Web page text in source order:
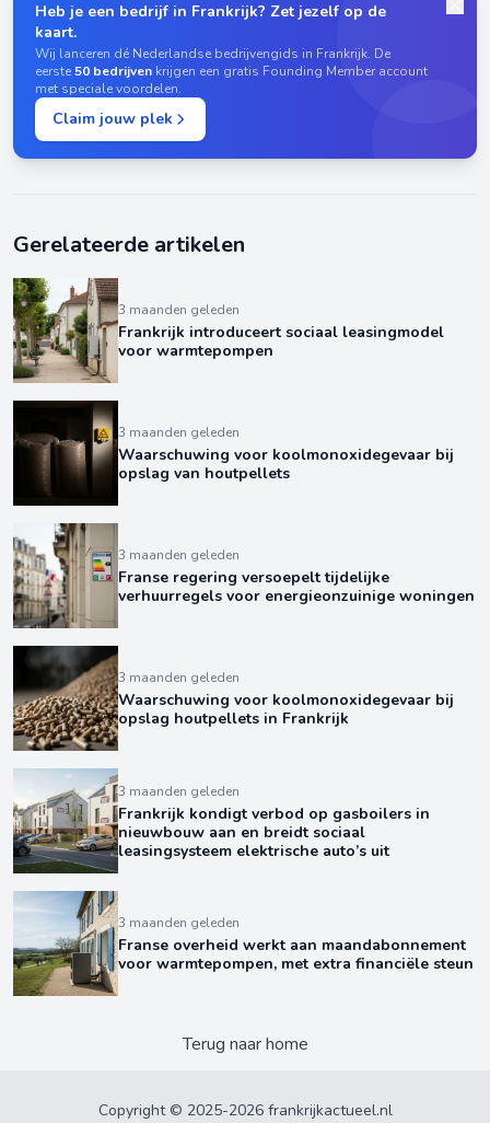
Heb je een bedrijf in Frankrijk? Zet jezelf op de
kaart.
Wij lanceren dé Nederlandse bedrijvengids in Frankrijk. De
eerste50 bedrijven krijgen een gratis Founding Member account
met speciale voordelen.
Claim jouw plek
Gerelateerde artikelen
3 maanden geleden
Frankrijk introduceert sociaal leasingmodel
voor warmtepompen
3 maanden geleden
Waarschuwing voor koolmonoxidegevaar bij
opslag van houtpellets
3 maanden geleden
Franse regering versoepelt tijdelijke
verhuurregels voor energieonzuinige woningen
3 maanden geleden
Waarschuwing voor koolmonoxidegevaar bij
opslag houtpellets in Frankrijk
3 maanden geleden
Frankrijk kondigt verbod op gasboilers in
nieuwbouw aan en breidt sociaal
leasingsysteem elektrische auto’s uit
3 maanden geleden
Franse overheid werkt aan maandabonnement
voor warmtepompen, met extra financiële steun
Terug naar home
Copyright © 2025-2026 frankrijkactueel.nl